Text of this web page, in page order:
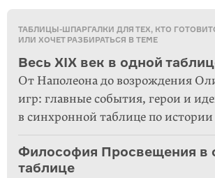
ТАБЛИЦЫ-ШПАРГАЛКИ ДЛЯ ТЕХ, КТО
ИЛИ ХОЧЕТ РАЗБИРАТЬСЯ В ТЕМЕ
Весь XIX век в одной
От Наполеона до возрождения
игр: главные события, герои и
в синхронной таблице по истории
Философия Просвещения в
таблице